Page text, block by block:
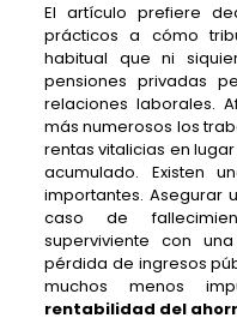
El artículo prefiere
prácticos a cómo
habitual que ni
pensiones privadas
relaciones laborales.
más numerosos los
rentas vitalicias en
acumulado. Existen
importantes. Asegurar
caso de
superviviente con
pérdida de ingresos
muchos menos
rentabilidad del